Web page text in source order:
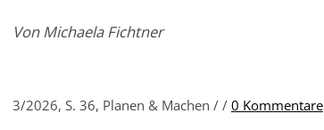
VonMichaela Fichtner
3/2026, S. 36, Planen & Machen / / 0 Kommentare